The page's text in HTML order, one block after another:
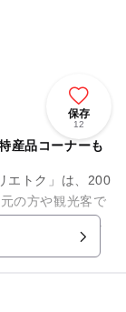
保存
12
産品コーナーも
エトク」は、200
の方や観光客で
きく館内は落ち